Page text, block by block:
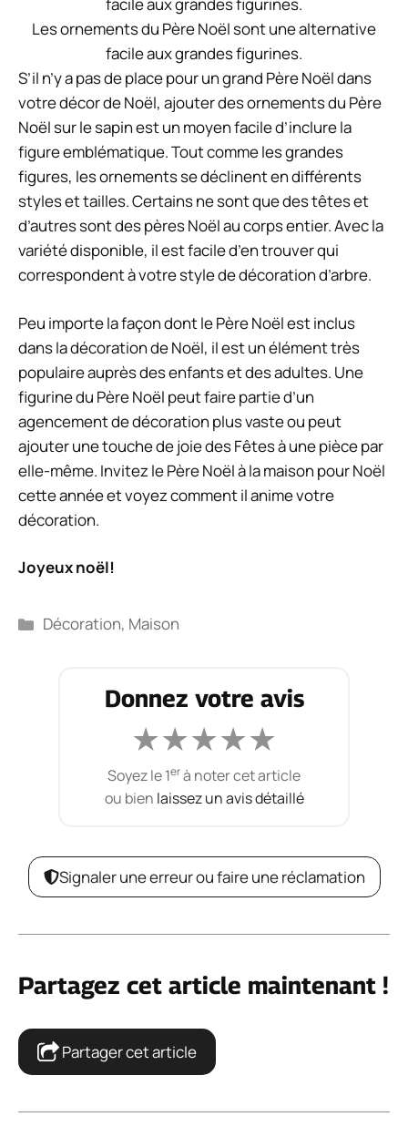
Les ornements du Père Noël sont une alternative
facile aux grandes figurines.
S’il n’y a pas de place pour un grand Père Noël dans
votre décor de Noël, ajouter des ornements du Père
Noël sur le sapin est un moyen facile d’inclure la
figure emblématique. Tout comme les grandes
figures, les ornements se déclinent en différents
styles et tailles. Certains ne sont que des têtes et
d’autres sont des pères Noël au corps entier. Avec la
variété disponible, il est facile d’en trouver qui
correspondent à votre style de décoration d’arbre.
Peu importe la façon dont le Père Noël est inclus
dans la décoration de Noël, il est un élément très
populaire auprès des enfants et des adultes. Une
figurine du Père Noël peut faire partie d’un
agencement de décoration plus vaste ou peut
ajouter une touche de joie des Fêtes à une pièce par
elle-même. Invitez le Père Noël à la maison pour Noël
cette année et voyez comment il anime votre
décoration.
Joyeux noël!
Catégories
Décoration, Maison
Donnez votre avis
★★★★★
Soyez le 1erà noter cet article
ou bien laissez un avis détaillé
Signaler une erreur ou faire une réclamation
Partagez cet article maintenant !
Partager cet article